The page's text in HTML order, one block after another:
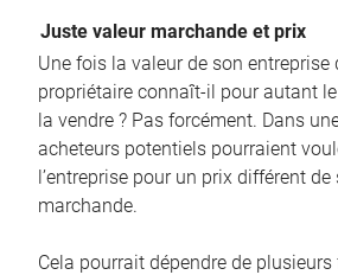
Juste valeur marchande et prix
Une fois la valeur de son entreprise
propriétaire connaît-il pour autant
la vendre ? Pas forcément. Dans
acheteurs potentiels pourraient
l’entreprise pour un prix différent
marchande.
Cela pourrait dépendre de plusieurs